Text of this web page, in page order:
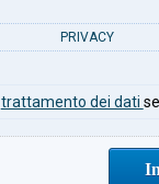
PRIVACY
trattamento dei dati